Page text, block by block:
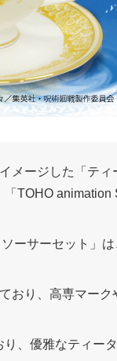
メージした「ティ
TOHO animation
ーサーセット」
おり、高専マー
、優雅なティー